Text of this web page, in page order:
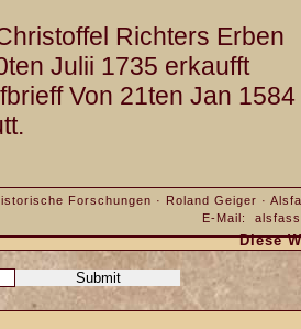
Richters Erben
Julii 1735 erkaufft
Von 21ten Jan 1584
Forschungen · Roland Geiger ·
E-Mail:
Diese